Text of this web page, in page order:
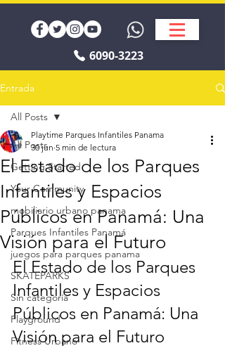
6090-3223
Entrada
All Posts
Getting Started
Your Community
mobiliario urbano panama
Parques Infantiles Panamá
juegos para parques panama
SKATEPARKS
Sin categoría
Playground
Fitness Urbano
All Posts
El Estado de los Parques
Infantiles y Espacios
Públicos en Panamá: Una
Visión para el Futuro
Playtime Parques Infantiles Panama
30 jun 5 min de lectura
El Estado de los Parques
Infantiles y Espacios
Públicos en Panamá: Una
Visión para el Futuro